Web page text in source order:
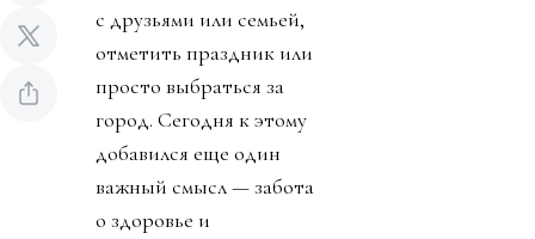
с друзьями или семьей,
отметить праздник или
просто выбраться за
город. Сегодня к этому
добавился еще один
важный смысл — забота
о здоровье и